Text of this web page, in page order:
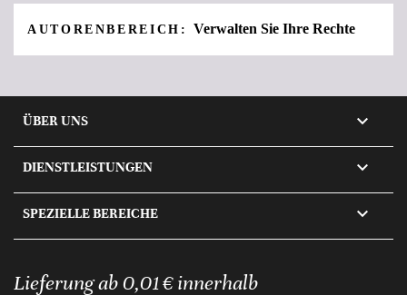
AUTORENBEREICH: Verwalten Sie Ihre Rechte
ÜBER UNS 
DIENSTLEISTUNGEN 
SPEZIELLE BEREICHE 
Lieferung ab 0,01 € innerhalb